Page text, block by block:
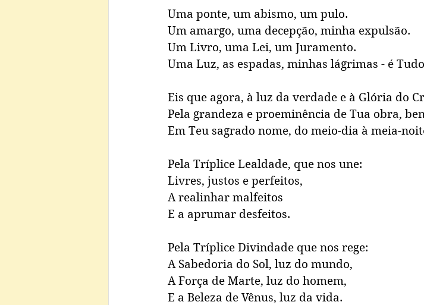
Uma ponte, um abismo, um pulo.
Um amargo, uma decepção, minha expulsão.
Um Livro, uma Lei, um Juramento.
Uma Luz, as espadas, minhas lágrimas - é
Eis que agora, à luz da verdade e à Glória do
Pela grandeza e proeminência de Tua obra,
Em Teu sagrado nome, do meio-dia à meia-
Pela Tríplice Lealdade, que nos une:
Livres, justos e perfeitos,
A realinhar malfeitos
E a aprumar desfeitos.
Pela Tríplice Divindade que nos rege:
A Sabedoria do Sol, luz do mundo,
A Força de Marte, luz do homem,
E a Beleza de Vênus, luz da vida.